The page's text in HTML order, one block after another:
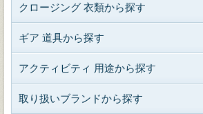
クロージング 衣類から探す
ギア 道具から探す
アクティビティ 用途から探す
取り扱いブランドから探す